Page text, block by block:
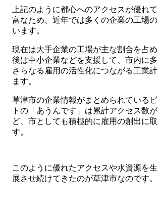
上記のように都心へのアクセスが優れ
富なため、近年では多くの企業の工場
います。
現在は大手企業の工場が主な割合を占
後は中小企業などを支援して、市内に
さらなる雇用の活性化につながる工業
ます。
草津市の企業情報がまとめられている
トの「あうんです」は累計アクセス数
ど、市としても積極的に雇用の創出に
す。
このように優れたアクセスや水資源を
展させ続けてきたのが草津市なのです。